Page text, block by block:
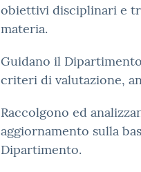
obiettivi disciplinari e
materia.
Guidano il
criteri di valutazione,
Raccolgono ed
aggiornamento sulla
Dipartimento.